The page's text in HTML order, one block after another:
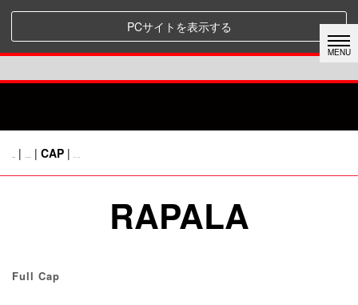
PCサイトを表示する
| | CAP |
RAPALA
Full Cap